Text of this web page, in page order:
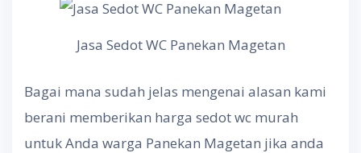
Jasa Sedot WC Panekan Magetan
Bagai mana sudah jelas mengenai alasan kami
berani memberikan harga sedot wc murah
untuk Anda warga Panekan Magetan jika anda